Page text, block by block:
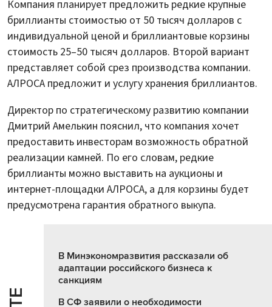
Компания планирует предложить редкие крупные
бриллианты стоимостью от 50 тысяч долларов с
индивидуальной ценой и бриллиантовые корзины
стоимость 25–50 тысяч долларов. Второй вариант
представляет собой срез производства компании.
АЛРОСА предложит и услугу хранения бриллиантов.
Директор по стратегическому развитию компании
Дмитрий Амелькин пояснил, что компания хочет
предоставить инвесторам возможность обратной
реализации камней. По его словам, редкие
бриллианты можно выставить на аукционы и
интернет-площадки АЛРОСА, а для корзины будет
предусмотрена гарантия обратного выкупа.
В Минэкономразвития рассказали об
адаптации российского бизнеса к
санкциям
В СФ заявили о необходимости